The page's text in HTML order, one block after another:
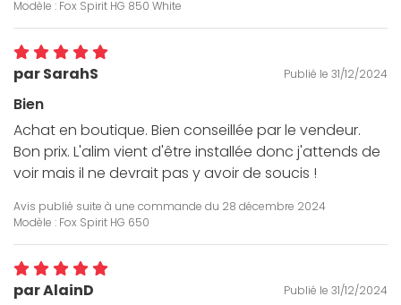
Modèle : Fox Spirit HG 850 White
par SarahS Publié le 31/12/2024
Bien
Achat en boutique. Bien conseillée par le vendeur.
Bon prix. L'alim vient d'être installée donc j'attends de
voir mais il ne devrait pas y avoir de soucis !
Avis publié suite à une commande du 28 décembre 2024
Modèle : Fox Spirit HG 650
par AlainD Publié le 31/12/2024